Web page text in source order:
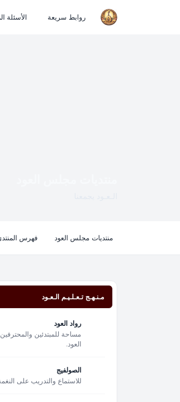
روابط سريعة الأسئلة
منتديات مجلس العود فهرس
مـنـهـج تـعـلـيـم الـعـود
رواد العود
مساحة للمبتدئين
العود.
الصولفيج
للاستماع والتدريب على